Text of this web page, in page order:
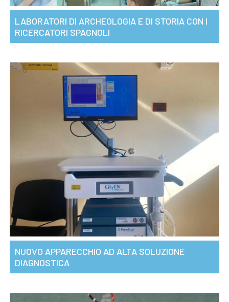
LABORATORI DI ARCHEOLOGIA E DI STORIA CON I
RICERCATORI SPAGNOLI
NUOVO APPARECCHIO AD ALTA SOLUZIONE
DIAGNOSTICA